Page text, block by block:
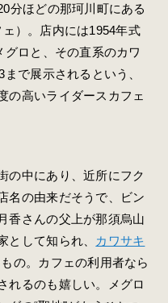
分ほどの那珂川町にある
ェ）。店内には1954年式
ロと、その直系のカワ
で展示されるという、
の高いライダースカフェ
の中にあり、近所にフク
名の由来だそうで、ビン
香さんの父上が那須烏山
として知られ、 カワサキ
の。カフェの利用者なら
れるのも嬉しい。メグロ